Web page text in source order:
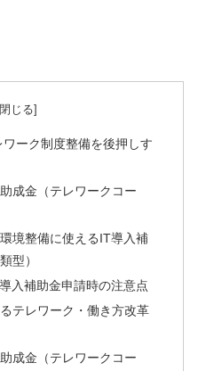
ーク制度整備を後押しす
成金（テレワークコー
境整備に使えるIT導入補
型）
入補助金申請時の注意点
テレワーク・働き方改革
成金（テレワークコー